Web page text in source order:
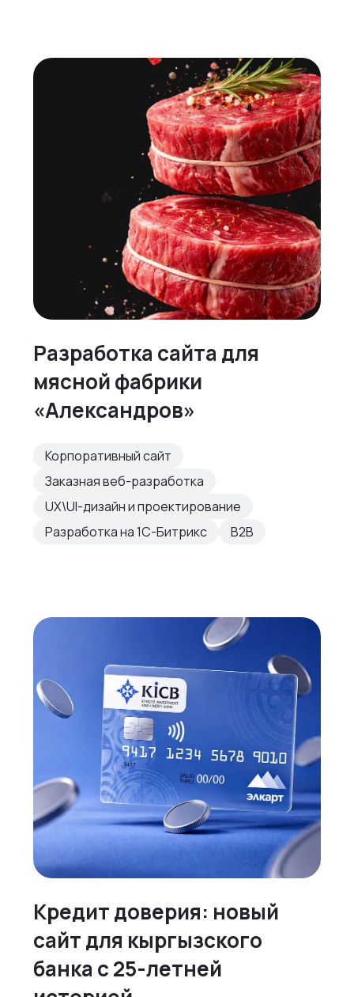
Разработка сайта для
мясной фабрики
«Александров»
Корпоративный сайт
Заказная веб-разработка
UX\UI-дизайн и проектирование
Разработка на 1С-Битрикс
B2B
Кредит доверия: новый
сайт для кыргызского
банка с 25-летней